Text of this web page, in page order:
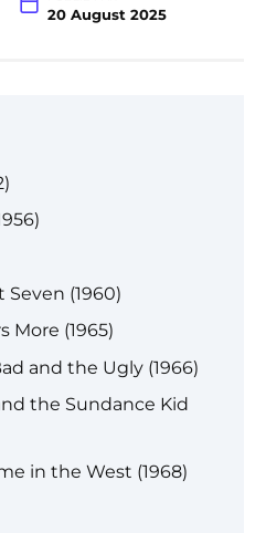
20 August 2025
(1960)
More (1965)
and the Ugly (1966)
the Sundance Kid
in the West (1968)